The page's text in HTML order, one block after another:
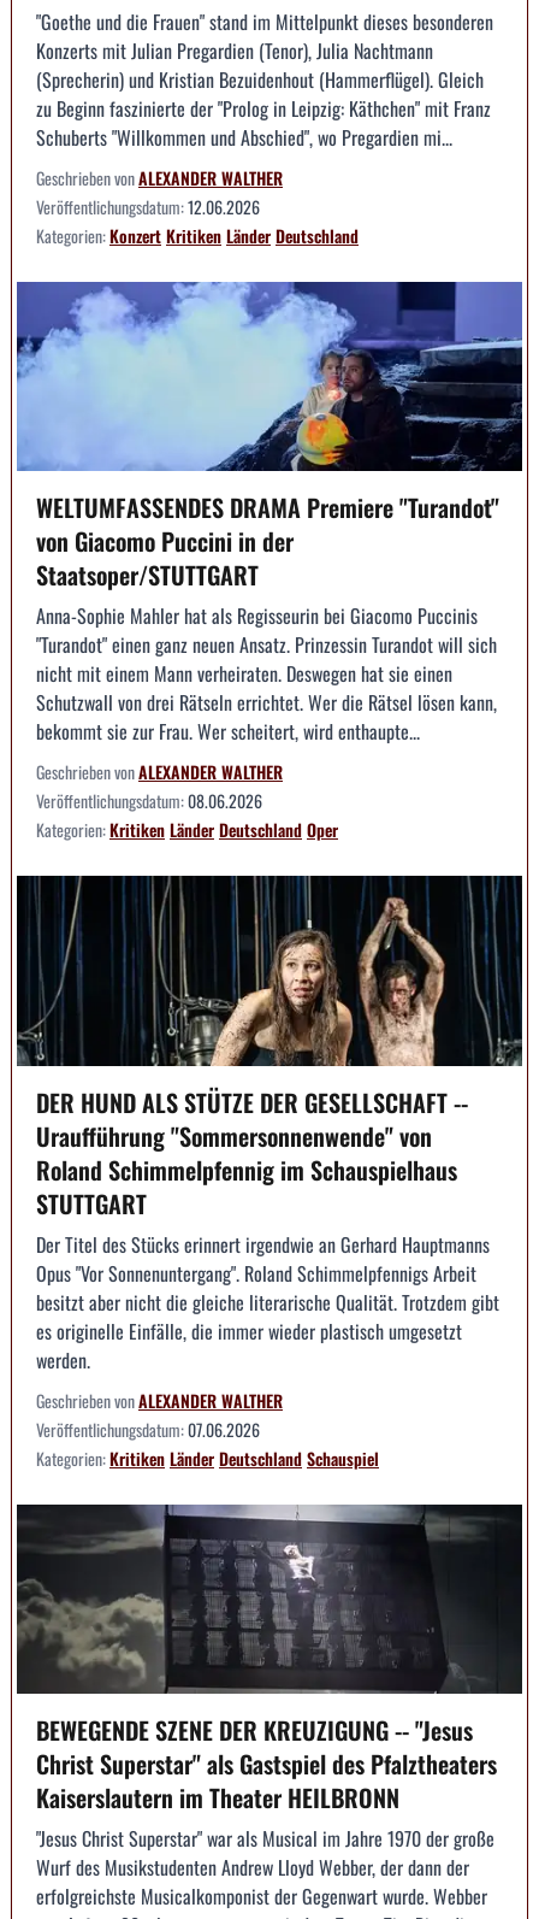
"Goethe und die Frauen" stand im Mittelpunkt dieses besonderen
Konzerts mit Julian Pregardien (Tenor), Julia Nachtmann
(Sprecherin) und Kristian Bezuidenhout (Hammerflügel). Gleich
zu Beginn faszinierte der "Prolog in Leipzig: Käthchen" mit Franz
Schuberts "Willkommen und Abschied", wo Pregardien mi...
Geschrieben vonALEXANDER WALTHER
Veröffentlichungsdatum:12.06.2026
Kategorien:KonzertKritikenLänderDeutschland
WELTUMFASSENDES DRAMA Premiere "Turandot"
von Giacomo Puccini in der
Staatsoper/STUTTGART
Anna-Sophie Mahler hat als Regisseurin bei Giacomo Puccinis
"Turandot" einen ganz neuen Ansatz. Prinzessin Turandot will sich
nicht mit einem Mann verheiraten. Deswegen hat sie einen
Schutzwall von drei Rätseln errichtet. Wer die Rätsel lösen kann,
bekommt sie zur Frau. Wer scheitert, wird enthaupte...
Geschrieben vonALEXANDER WALTHER
Veröffentlichungsdatum:08.06.2026
Kategorien:KritikenLänderDeutschlandOper
DER HUND ALS STÜTZE DER GESELLSCHAFT --
Uraufführung "Sommersonnenwende" von
Roland Schimmelpfennig im Schauspielhaus
STUTTGART
Der Titel des Stücks erinnert irgendwie an Gerhard Hauptmanns
Opus "Vor Sonnenuntergang". Roland Schimmelpfennigs Arbeit
besitzt aber nicht die gleiche literarische Qualität. Trotzdem gibt
es originelle Einfälle, die immer wieder plastisch umgesetzt
werden.
Geschrieben vonALEXANDER WALTHER
Veröffentlichungsdatum:07.06.2026
Kategorien:KritikenLänderDeutschlandSchauspiel
BEWEGENDE SZENE DER KREUZIGUNG -- "Jesus
Christ Superstar" als Gastspiel des Pfalztheaters
Kaiserslautern im Theater HEILBRONN
"Jesus Christ Superstar" war als Musical im Jahre 1970 der große
Wurf des Musikstudenten Andrew Lloyd Webber, der dann der
erfolgreichste Musicalkomponist der Gegenwart wurde. Webber